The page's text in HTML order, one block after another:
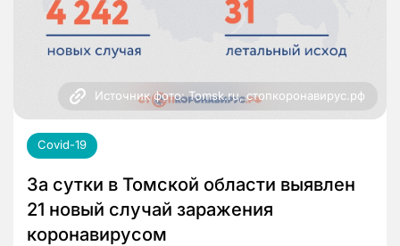
Источник фото: Tomsk.ru, стопкоронавирус.рф
Covid-19
За сутки в Томской области выявлен
21 новый случай заражения
коронавирусом